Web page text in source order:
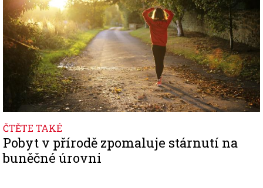
ČTĚTE TAKÉ
Pobyt v přírodě zpomaluje stárnutí na
buněčné úrovni